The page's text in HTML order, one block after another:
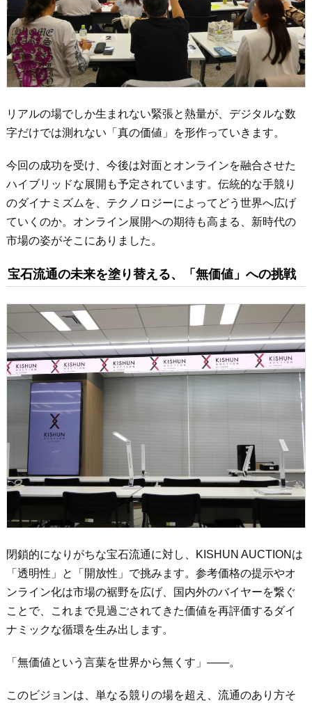
リアルの場でしか生まれない緊張と熱量が、デジタルな数
字だけでは測れない「真の価値」を形作っていきます。
今回の成功を受け、今後は対面とオンラインを融合させた
ハイブリッドな展開も予定されています。伝統的な手競り
のダイナミズムを、テクノロジーによってどう世界へ広げ
ていくのか。オンライン展開への期待も高まる、新時代の
市場の姿がそこにありました。
宝石流通の未来を塗り替える、「無価値」への挑戦
閉鎖的になりがちな宝石流通に対し、KISHUN AUCTIONは
「透明性」と「開放性」で挑みます。参考価格の提示やオ
ンライン化は市場の裾野を広げ、国内外のバイヤーを繋ぐ
ことで、これまで見過ごされてきた価値を再評価するダイ
ナミックな循環を生み出します。
「無価値という言葉を世界から無くす」――。
このビジョンは、単なる競りの場を超え、流通のあり方そ